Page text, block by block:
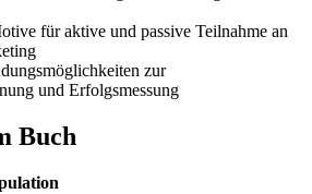
für aktive und passive Teilnahme an
zur
und Erfolgsmessung
Buch